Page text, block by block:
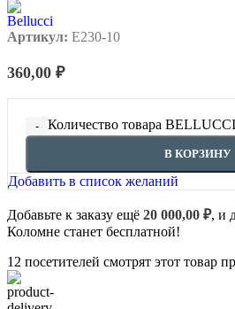
Артикул: E230-10
360,00 ₽
Количество товара
В КОРЗИНУ
Добавить в список желаний
Добавьте к заказу ещё 20 000,00 ₽, и
Коломне станет бесплатной!
12 посетителей смотрят этот товар